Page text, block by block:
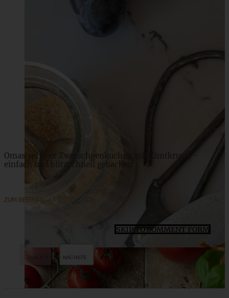
Blitzschnelle Pflaumen-Puddingtörtchen
Omas saftiger Zwetschgenkuchen mit Zimtkruste -
einfach und blitzschnell gebacken
ZUM BEITRAG
SKIP TO COMMENT FORM